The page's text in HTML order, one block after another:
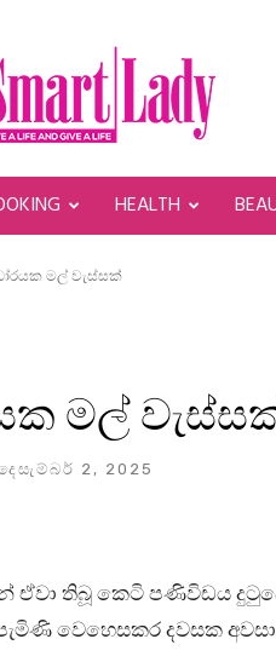
HEALTH
මල් වැස්සක්
මල්
2, 2025
ඒවා තිබූ කෙටි පණිවිඩය
වෙහෙසකර දවසක